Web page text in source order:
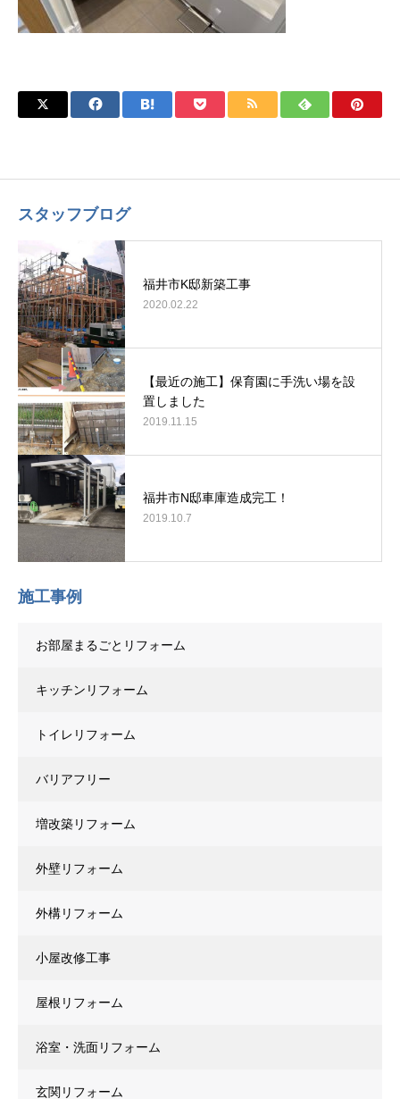
スタッフブログ
福井市K邸新築工事
2020.02.22
【最近の施工】保育園に手洗い場を設
置しました
2019.11.15
福井市N邸車庫造成完工！
2019.10.7
施工事例
お部屋まるごとリフォーム
キッチンリフォーム
トイレリフォーム
バリアフリー
増改築リフォーム
外壁リフォーム
外構リフォーム
小屋改修工事
屋根リフォーム
浴室・洗面リフォーム
玄関リフォーム